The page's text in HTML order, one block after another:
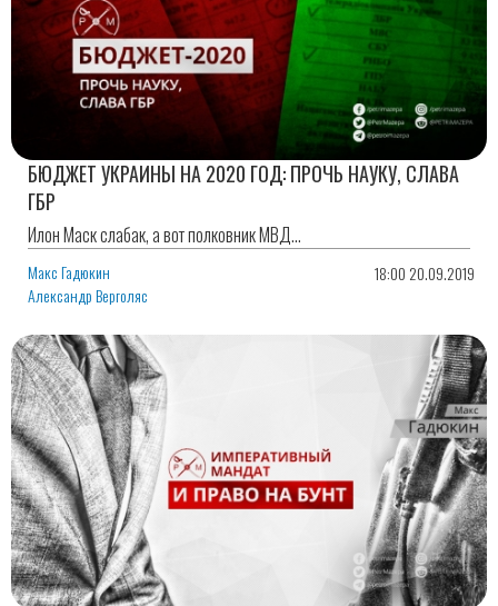
БЮДЖЕТ УКРАИНЫ НА 2020 ГОД: ПРОЧЬ НАУКУ, СЛАВА
ГБР
Илон Маск слабак, а вот полковник МВД...
Макс Гадюкин
Александр Верголяс
18:00 20.09.2019